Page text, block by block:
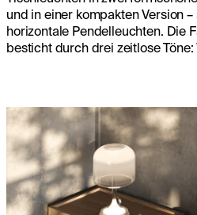
und in einer kompakten Version
horizontale Pendelleuchten. Die
besticht durch drei zeitlose